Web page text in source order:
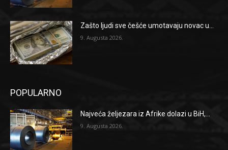
Zašto ljudi sve češće umotavaju novac u...
9. Augusta 2026.
POPULARNO
Najveća željezara iz Afrike dolazi u BiH,...
9. Augusta 2026.